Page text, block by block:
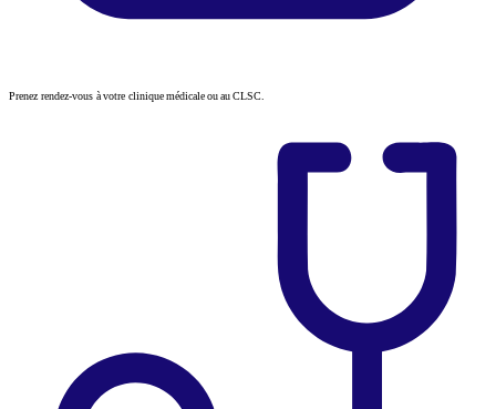
Prenez rendez-vous à votre clinique médicale ou au CLSC.